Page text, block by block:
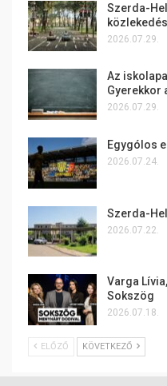
Szerda-
2026.07.29.
Az
Gyerekkor
2026.07.29.
Egygólos
2026.07.24.
Szerda-
2026.07.22.
Varga
Sokszög
2026.07.18.
ELŐZŐ KÖVETKEZŐ